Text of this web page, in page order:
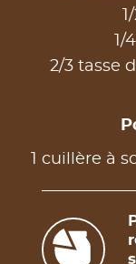
2/3 tasse
1 cuillère à